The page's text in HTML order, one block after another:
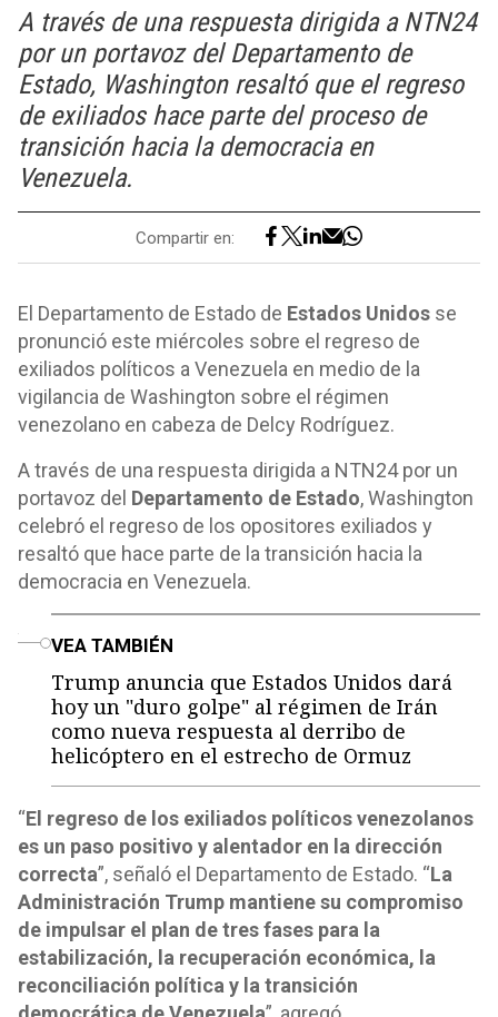
A través de una respuesta dirigida a NTN24
por un portavoz del Departamento de
Estado, Washington resaltó que el regreso
de exiliados hace parte del proceso de
transición hacia la democracia en
Venezuela.
Compartir en:
El Departamento de Estado de Estados Unidos se
pronunció este miércoles sobre el regreso de
exiliados políticos a Venezuela en medio de la
vigilancia de Washington sobre el régimen
venezolano en cabeza de Delcy Rodríguez.
A través de una respuesta dirigida a NTN24 por un
portavoz del Departamento de Estado, Washington
celebró el regreso de los opositores exiliados y
resaltó que hace parte de la transición hacia la
democracia en Venezuela.
VEA TAMBIÉN
Trump anuncia que Estados Unidos dará
hoy un "duro golpe" al régimen de Irán
como nueva respuesta al derribo de
helicóptero en el estrecho de Ormuz
“El regreso de los exiliados políticos venezolanos
es un paso positivo y alentador en la dirección
correcta”, señaló el Departamento de Estado. “La
Administración Trump mantiene su compromiso
de impulsar el plan de tres fases para la
estabilización, la recuperación económica, la
reconciliación política y la transición